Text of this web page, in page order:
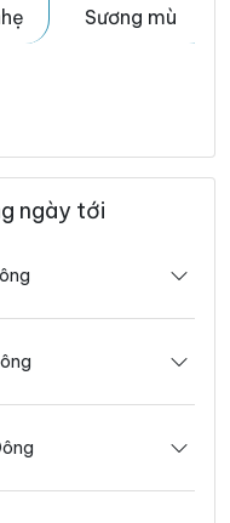
Sương mù
ngày tới